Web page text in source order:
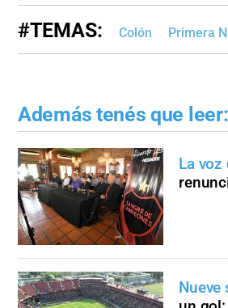
#TEMAS: Colón Primera
Además tenés que leer:
La
Nueve